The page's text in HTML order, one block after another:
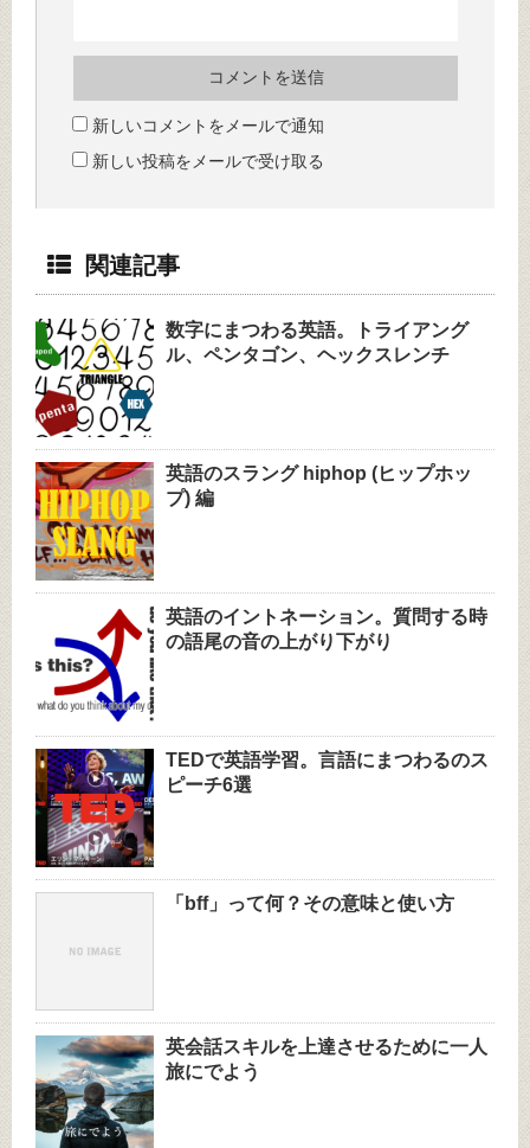
新しいコメントをメールで通知
新しい投稿をメールで受け取る
関連記事
数字にまつわる英語。トライアング
ル、ペンタゴン、ヘックスレンチ
英語のスラング hiphop (ヒップホッ
プ) 編
英語のイントネーション。質問する時
の語尾の音の上がり下がり
TEDで英語学習。言語にまつわるのス
ピーチ6選
「bff」って何？その意味と使い方
英会話スキルを上達させるために一人
旅にでよう